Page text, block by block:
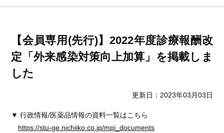
【会員専用(先行)】2022年度診療報酬改
定「外来感染対策向上加算」を掲載しま
した
更新日：2023年03月03日
▼ 行政情報/医薬品情報の資料一覧はこちら
https://stu-ge.nichiiko.co.jp/mpi_documents